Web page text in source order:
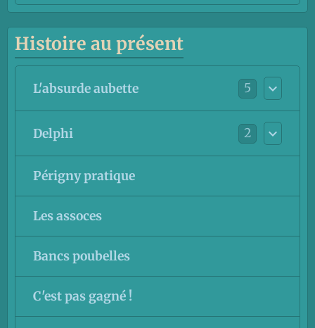
Histoire au présent
L'absurde aubette 5
Delphi 2
Périgny pratique
Les assoces
Bancs poubelles
C'est pas gagné !